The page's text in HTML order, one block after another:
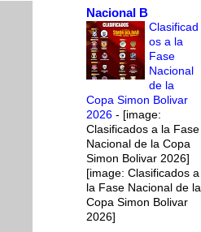
Nacional B
Clasificad
os a la
Fase
Nacional
de la
Copa Simon Bolivar
2026 - [image:
Clasificados a la Fase
Nacional de la Copa
Simon Bolivar 2026]
[image: Clasificados a
la Fase Nacional de la
Copa Simon Bolivar
2026]